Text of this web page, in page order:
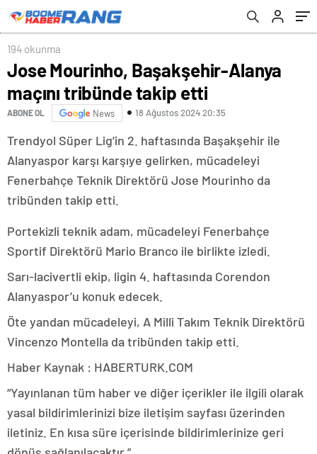
194 okunma
Jose Mourinho, Başakşehir-Alanya
maçını tribünde takip etti
ABONE OL News 18 Ağustos 2024 20:35
Trendyol Süper Lig’in 2. haftasında Başakşehir ile
Alanyaspor karşı karşıye gelirken, mücadeleyi
Fenerbahçe Teknik Direktörü Jose Mourinho da
tribünden takip etti.
Portekizli teknik adam, mücadeleyi Fenerbahçe
Sportif Direktörü Mario Branco ile birlikte izledi.
Sarı-lacivertli ekip, ligin 4. haftasında Corendon
Alanyaspor’u konuk edecek.
Öte yandan mücadeleyi, A Milli Takım Teknik Direktörü
Vincenzo Montella da tribünden takip etti.
Haber Kaynak : HABERTURK.COM
“Yayınlanan tüm haber ve diğer içerikler ile ilgili olarak
yasal bildirimlerinizi bize iletişim sayfası üzerinden
iletiniz. En kısa süre içerisinde bildirimlerinize geri